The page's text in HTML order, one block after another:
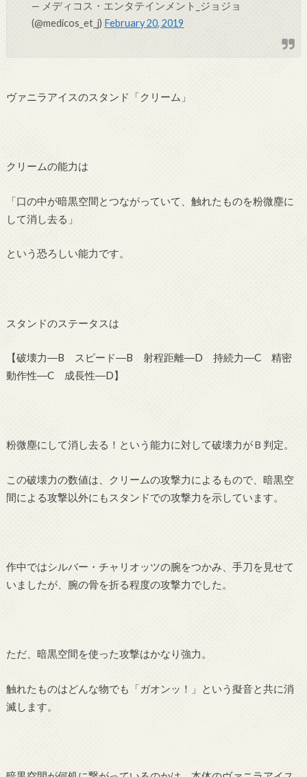
— メディコス・エンタテインメント_ジョジョ
(@medicos_et_j) February 20, 2019
ヴァニラアイスのスタンド「クリーム」
クリームの能力は
「口の中が暗黒空間とつながっていて、触れたものを粉微塵に
して消し去る」
という恐ろしい能力です。
スタンドのステータスは
【破壊力―B スピード―B 射程距離―D 持続力―C 精密
動作性―C 成長性―D】
粉微塵にして消し去る！という能力に対して破壊力がＢ判定。
この破壊力の数値は、クリームの攻撃力によるもので、暗黒空
間による攻撃以外にもスタンドでの攻撃力を示しています。
作中ではシルバー・チャリオッツの腕をつかみ、手刀を見せて
いましたが、腕の骨を折る程度の攻撃力でした。
ただ、暗黒空間を使った攻撃はかなり強力。
触れたものはどんな物でも「ガオンッ！」という擬音と共に消
滅します。